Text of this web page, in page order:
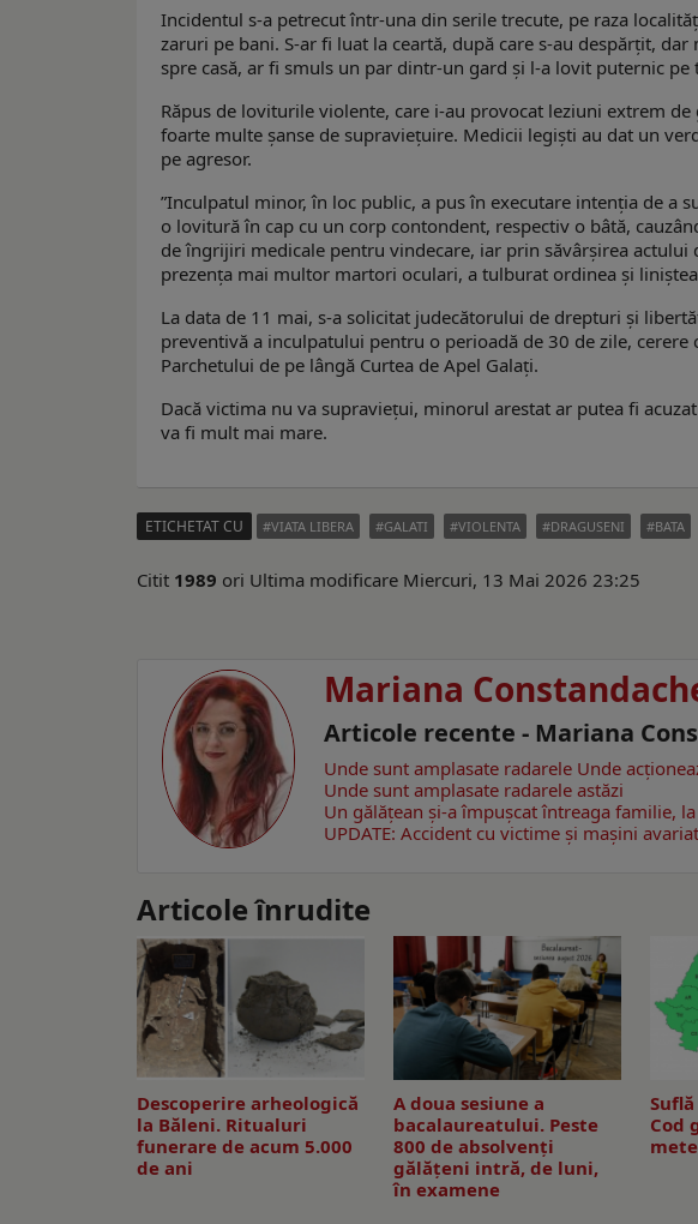
Incidentul s-a petrecut într-una din serile trecute, pe raza
zaruri pe bani. S-ar fi luat la ceartă, după care s-au despărțit,
spre casă, ar fi smuls un par dintr-un gard și l-a lovit puternic pe
Răpus de loviturile violente, care i-au provocat leziuni extrem
foarte multe șanse de supraviețuire. Medicii legiști au dat un
pe agresor.
”Inculpatul minor, în loc public, a pus în executare intenţia de a
o lovitură în cap cu un corp contondent, respectiv o bâtă,
de îngrijiri medicale pentru vindecare, iar prin săvârşirea
prezenţa mai multor martori oculari, a tulburat ordinea şi
La data de 11 mai, s-a solicitat judecătorului de drepturi şi
preventivă a inculpatului pentru o perioadă de 30 de zile, cerere
Parchetului de pe lângă Curtea de Apel Galați.
Dacă victima nu va supraviețui, minorul arestat ar putea fi
va fi mult mai mare.
ETICHETAT CU VIATA LIBERA GALATI VIOLENTA DRAGUSENI BATA
Citit 1989 ori Ultima modificare Miercuri, 13 Mai 2026 23:25
Mariana
Articole recente - Mariana
Unde sunt amplasate radarele Unde
Unde sunt amplasate radarele astăzi
Un gălăţean și-a împușcat întreaga familie,
UPDATE: Accident cu victime și mașini
Articole înrudite
Descoperire arheologică
la Băleni. Ritualuri
funerare de acum 5.000
de ani
A doua sesiune a
bacalaureatului. Peste
800 de absolvenţi
gălăţeni intră, de luni,
în examene
Cod